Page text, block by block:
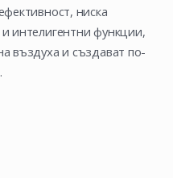
ниска
интелигентни функции,
въздуха и създават по-